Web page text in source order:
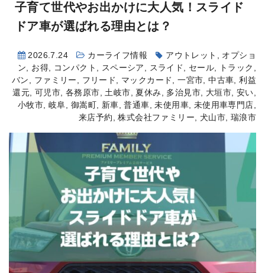
子育て世代やお出かけに大人気！スライド
ドア車が選ばれる理由とは？
2026.7.24 カーライフ情報 アウトレット , オプショ
ン, お得, コンパクト , スペーシア , スライド , セール, トラック ,
バン , ファミリー , フリード , マックカード ,一宮市,中古車,利益
還元, 可児市, 各務原市,土岐市, 夏休み , 多治見市, 大垣市, 安い,
小牧市,岐阜, 御嵩町 , 新車,普通車,未使用車, 未使用車専門店,
来店予約 ,株式会社ファミリー, 犬山市, 瑞浪市